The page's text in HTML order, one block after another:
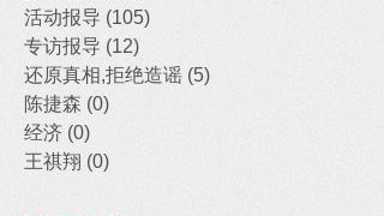
活动报导 (105)
专访报导 (12)
还原真相,拒绝造谣 (5)
陈捷森 (0)
经济 (0)
王祺翔 (0)